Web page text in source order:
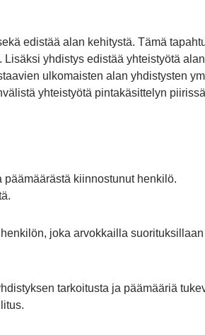
edistää alan kehitystä. Tämä
yhdistys edistää yhteistyötä alan
ulkomaisten alan yhdistysten
yhteistyötä pintakäsittelyn
kiinnostunut henkilö.
joka arvokkailla
tarkoitusta ja päämääriä